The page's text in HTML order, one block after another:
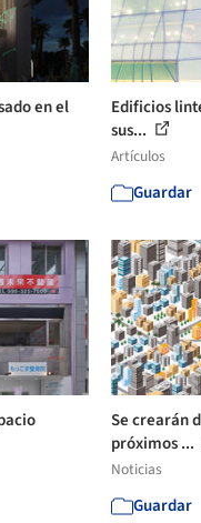
en el
Edificios
sus...
Artículos
Guardar
Se crearán
próximos ...
Noticias
Guardar